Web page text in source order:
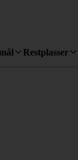
Restplasser